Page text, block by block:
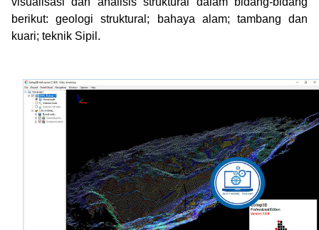
berikut: geologi struktural; bahaya alam; tambang dan
kuari; teknik Sipil.